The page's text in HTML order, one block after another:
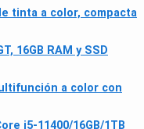
tinta a color, compacta
16GB RAM y SSD
a color con
i5-11400/16GB/1TB